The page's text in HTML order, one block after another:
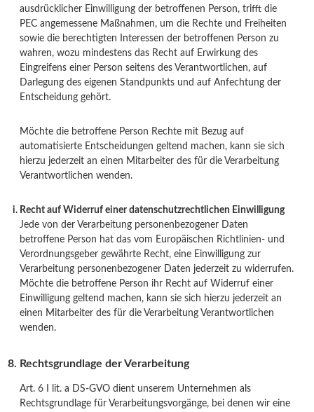
ausdrücklicher Einwilligung der betroffenen Person, trifft die
PEC angemessene Maßnahmen, um die Rechte und Freiheiten
sowie die berechtigten Interessen der betroffenen Person zu
wahren, wozu mindestens das Recht auf Erwirkung des
Eingreifens einer Person seitens des Verantwortlichen, auf
Darlegung des eigenen Standpunkts und auf Anfechtung der
Entscheidung gehört.
Möchte die betroffene Person Rechte mit Bezug auf
automatisierte Entscheidungen geltend machen, kann sie sich
hierzu jederzeit an einen Mitarbeiter des für die Verarbeitung
Verantwortlichen wenden.
Recht auf Widerruf einer datenschutzrechtlichen Einwilligung
Jede von der Verarbeitung personenbezogener Daten
betroffene Person hat das vom Europäischen Richtlinien- und
Verordnungsgeber gewährte Recht, eine Einwilligung zur
Verarbeitung personenbezogener Daten jederzeit zu widerrufen.
Möchte die betroffene Person ihr Recht auf Widerruf einer
Einwilligung geltend machen, kann sie sich hierzu jederzeit an
einen Mitarbeiter des für die Verarbeitung Verantwortlichen
wenden.
Rechtsgrundlage der Verarbeitung
Art. 6 I lit. a DS-GVO dient unserem Unternehmen als
Rechtsgrundlage für Verarbeitungsvorgänge, bei denen wir eine